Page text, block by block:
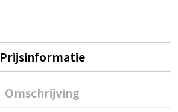
Prijsinformatie
Omschrijving